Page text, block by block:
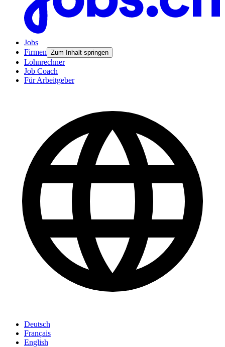
Jobs
Firmen Zum Inhalt springen
Lohnrechner
Job Coach
Für Arbeitgeber
Deutsch
Français
English